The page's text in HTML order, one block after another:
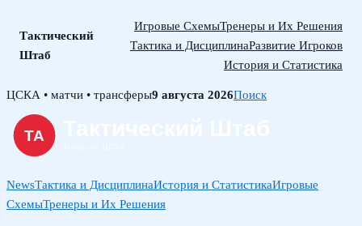
Тактический
Штаб
Игровые СхемыТренеры и Их Решения
Тактика и ДисциплинаРазвитие Игроков
История и Статистика
Skip
content
ЦСКА • матчи • трансферы9 августа 2026Поиск
NewsТактика и ДисциплинаИстория и СтатистикаИгровые
СхемыТренеры и Их Решения